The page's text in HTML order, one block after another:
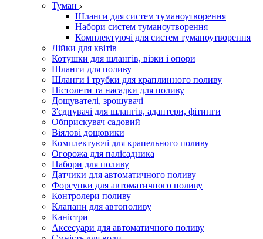
Туман
Шланги для систем туманоутворення
Набори систем туманоутворення
Комплектуючі для систем туманоутворення
Лійки для квітів
Котушки для шлангів, візки і опори
Шланги для поливу
Шланги і трубки для краплинного поливу
Пістолети та насадки для поливу
Дощувателі, зрошувачі
З'єднувачі для шлангів, адаптери, фітинги
Обприскувач садовий
Віялові дощовики
Комплектуючі для крапельного поливу
Огорожа для палісадника
Набори для поливу
Датчики для автоматичного поливу
Форсунки для автоматичного поливу
Контролери поливу
Клапани для автополиву
Каністри
Аксесуари для автоматичного поливу